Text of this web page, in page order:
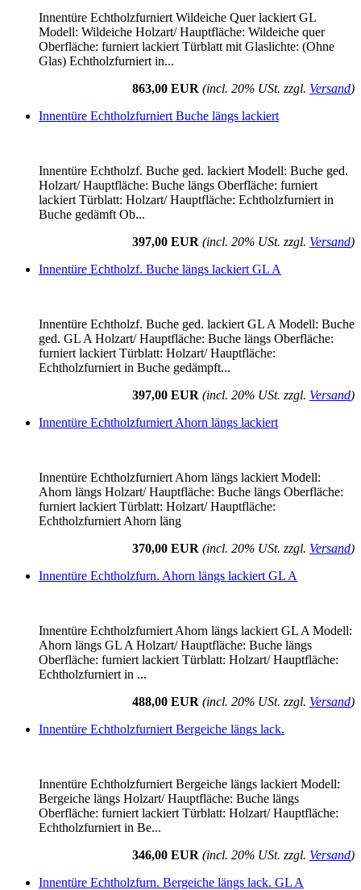
Innentüre Echtholzfurniert Wildeiche Quer lackiert GL
Modell: Wildeiche Holzart/ Hauptfläche: Wildeiche quer
Oberfläche: furniert lackiert Türblatt mit Glaslichte: (Ohne
Glas) Echtholzfurniert in...
863,00 EUR (incl. 20% USt. zzgl. Versand)
Innentüre Echtholzfurniert Buche längs lackiert
Innentüre Echtholzf. Buche ged. lackiert Modell: Buche ged.
Holzart/ Hauptfläche: Buche längs Oberfläche: furniert
lackiert Türblatt: Holzart/ Hauptfläche: Echtholzfurniert in
Buche gedämft Ob...
397,00 EUR (incl. 20% USt. zzgl. Versand)
Innentüre Echtholzf. Buche längs lackiert GL A
Innentüre Echtholzf. Buche ged. lackiert GL A Modell: Buche
ged. GL A Holzart/ Hauptfläche: Buche längs Oberfläche:
furniert lackiert Türblatt: Holzart/ Hauptfläche:
Echtholzfurniert in Buche gedämpft...
397,00 EUR (incl. 20% USt. zzgl. Versand)
Innentüre Echtholzfurniert Ahorn längs lackiert
Innentüre Echtholzfurniert Ahorn längs lackiert Modell:
Ahorn längs Holzart/ Hauptfläche: Buche längs Oberfläche:
furniert lackiert Türblatt: Holzart/ Hauptfläche:
Echtholzfurniert Ahorn läng
370,00 EUR (incl. 20% USt. zzgl. Versand)
Innentüre Echtholzfurn. Ahorn längs lackiert GL A
Innentüre Echtholzfurniert Ahorn längs lackiert GL A Modell:
Ahorn längs GL A Holzart/ Hauptfläche: Buche längs
Oberfläche: furniert lackiert Türblatt: Holzart/ Hauptfläche:
Echtholzfurniert in ...
488,00 EUR (incl. 20% USt. zzgl. Versand)
Innentüre Echtholzfurniert Bergeiche längs lack.
Innentüre Echtholzfurniert Bergeiche längs lackiert Modell:
Bergeiche längs Holzart/ Hauptfläche: Buche längs
Oberfläche: furniert lackiert Türblatt: Holzart/ Hauptfläche:
Echtholzfurniert in Be...
346,00 EUR (incl. 20% USt. zzgl. Versand)
Innentüre Echtholzfurn. Bergeiche längs lack. GL A